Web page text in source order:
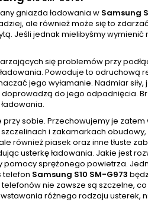
gniazda ładowania w Samsung
ale również może się to
Jeśli jednak mielibyśmy wymienić
się problemów przy
Powoduje to odruchową
jego wyłamanie. Nadmiar siły,
do jego odpadnięcia.
sobie. Przechowujemy je zatem
i zakamarkach
również piasek oraz inne tłuste
usterkę ładowania. Jakie jest
pomocy sprężonego powietrza.
telefon Samsung S10 SM-G973
nie zawsze są szczelne, co
różnego rodzaju usterek,